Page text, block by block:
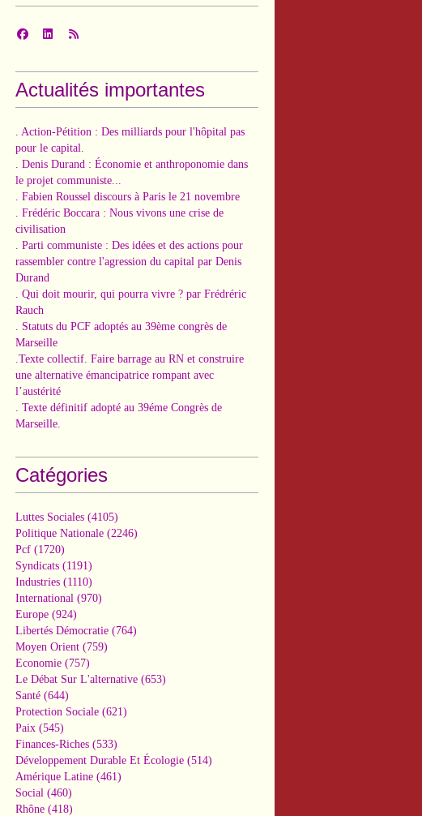
Actualités importantes
. Action-Pétition : Des milliards pour l'hôpital pas
pour le capital.
. Denis Durand : Économie et anthroponomie dans
le projet communiste...
. Fabien Roussel discours à Paris le 21 novembre
. Frédéric Boccara : Nous vivons une crise de
civilisation
. Parti communiste : Des idées et des actions pour
rassembler contre l'agression du capital par Denis
Durand
. Qui doit mourir, qui pourra vivre ? par Frédréric
Rauch
. Statuts du PCF adoptés au 39ème congrès de
Marseille
.Texte collectif. Faire barrage au RN et construire
une alternative émancipatrice rompant avec
l’austérité
. Texte définitif adopté au 39éme Congrès de
Marseille.
Catégories
Luttes Sociales (4105)
Politique Nationale (2246)
Pcf (1720)
Syndicats (1191)
Industries (1110)
International (970)
Europe (924)
Libertés Démocratie (764)
Moyen Orient (759)
Economie (757)
Le Débat Sur L'alternative (653)
Santé (644)
Protection Sociale (621)
Paix (545)
Finances-Riches (533)
Développement Durable Et Écologie (514)
Amérique Latine (461)
Social (460)
Rhône (418)